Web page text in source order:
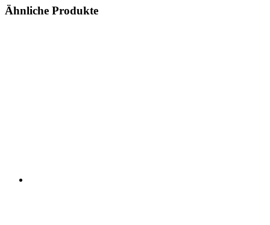
Ähnliche Produkte